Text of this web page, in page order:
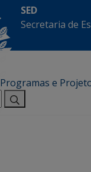
SED
Secretaria de
Programas e